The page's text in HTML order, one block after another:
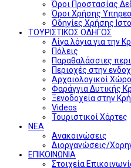
Όροι Προστασίας
Όροι Χρήσης
Οδηγίες Χρήσης
ΤΟΥΡΙΣΤΙΚΟΣ ΟΔΗΓΟΣ
Λίγα λόγια για την
Πόλεις
Παραθαλάσσιες
Περιοχές στην
Αρχαιολογικοί
Φαράγγια Δυτικής
Ξενοδοχεία στην
Videos
Τουριστικοί Χάρτες
ΝΕΑ
Ανακοινώσεις
Διοργανώσεις/
ΕΠΙΚΟΙΝΩΝΙΑ
Στοιχεία